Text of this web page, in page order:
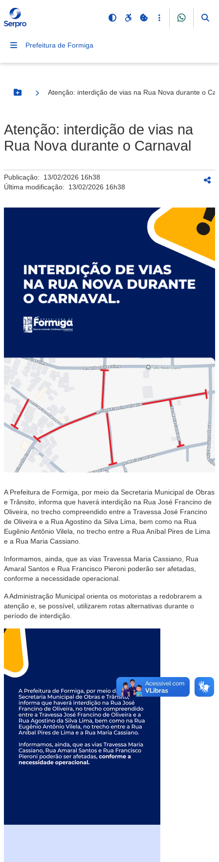
Prefeitura de Formiga
Botão Menu
Atenção: interdição de vias na Rua Nova durante o
Atenção: interdição de vias na
Rua Nova durante o Carnaval
Publicação: 13/02/2026 16h38
Última modificação: 13/02/2026 16h38
A Prefeitura de Formiga, por meio da Secretaria Municipal de Obras
e Trânsito, informa que haverá interdição na Rua José Francino de
Oliveira, no trecho compreendido entre a Travessa José Francino
de Oliveira e a Rua Agostino da Silva Lima, bem como na Rua
Eugênio Antônio Vilela, no trecho entre a Rua Aníbal Pires de Lima
e a Rua Maria Cassiano.
Informamos, ainda, que as vias Travessa Maria Cassiano, Rua
Amaral Santos e Rua Francisco Pieroni poderão ser afetadas,
conforme a necessidade operacional.
A Administração Municipal orienta os motoristas a redobrarem a
atenção e, se possível, utilizarem rotas alternativas durante o
período de interdição.